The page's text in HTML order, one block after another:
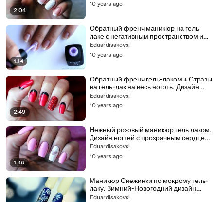
2:04
10 years ago
1:14
Обратный френч маникюр на гель
лаке с негативным пространством и
вензелямии
Eduardisakovsi
10 years ago
2:49
Обратный френч гель-лаком + Стразы
на гель-лак на весь ноготь. Дизайн
ногтей
Eduardisakovsi
10 years ago
1:46
Нежный розовый маникюр гель лаком.
Дизайн ногтей с прозрачным сердцем
и объемным узором
Eduardisakovsi
10 years ago
Маникюр Снежинки по мокрому гель-
лаку. Зимний-Новогодний дизайн
ногтей
Eduardisakovsi